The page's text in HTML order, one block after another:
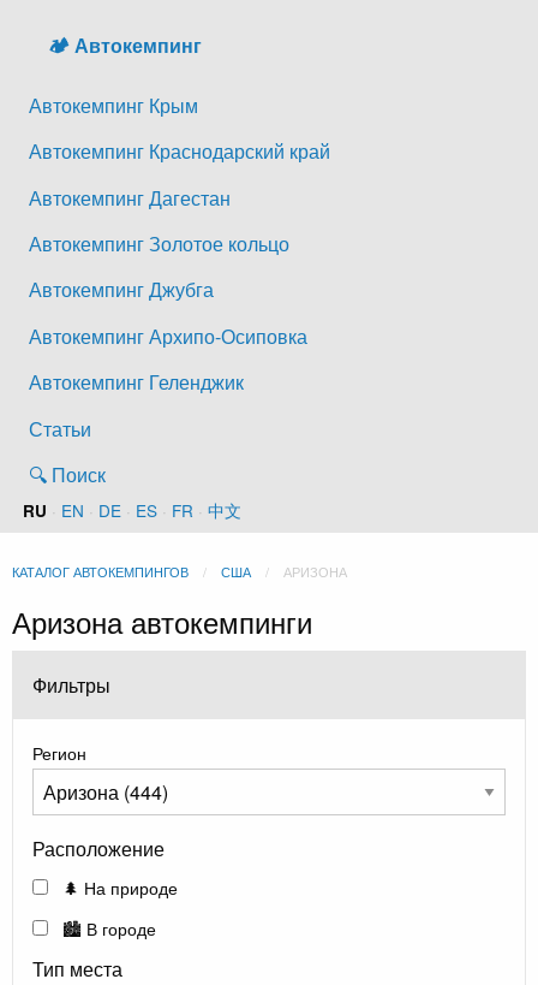
🏕️ Автокемпинг
Автокемпинг Крым
Автокемпинг Краснодарский край
Автокемпинг Дагестан
Автокемпинг Золотое кольцо
Автокемпинг Джубга
Автокемпинг Архипо-Осиповка
Автокемпинг Геленджик
Статьи
🔍 Поиск
RU · EN · DE · ES · FR · 中文
КАТАЛОГ АВТОКЕМПИНГОВ США АРИЗОНА
Аризона автокемпинги
Фильтры
Регион
Расположение
🌲 На природе
🏙️ В городе
Тип места